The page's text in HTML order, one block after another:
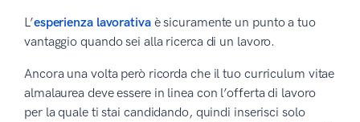
L’esperienza lavorativaè sicuramente un punto a tuo
vantaggio quando sei alla ricerca di un lavoro.
Ancora una volta però ricorda che il tuo curriculum vitae
almalaurea deve essere in linea con l’offerta di lavoro
per la quale ti stai candidando, quindi inserisci solo